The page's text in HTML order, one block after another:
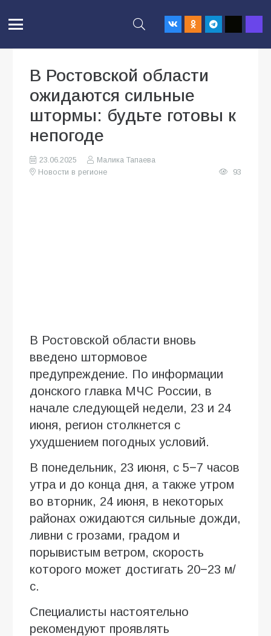
В Ростовской области
ожидаются сильные
штормы: будьте готовы к
непогоде
23.06.2025
Малика Тапаева
Новости в регионе
93
В Ростовской области вновь
введено штормовое
предупреждение. По информации
донского главка МЧС России, в
начале следующей недели, 23 и 24
июня, регион столкнется с
ухудшением погодных условий.
В понедельник, 23 июня, с 5−7 часов
утра и до конца дня, а также утром
во вторник, 24 июня, в некоторых
районах ожидаются сильные дожди,
ливни с грозами, градом и
порывистым ветром, скорость
которого может достигать 20−23 м/
с.
Специалисты настоятельно
рекомендуют проявлять